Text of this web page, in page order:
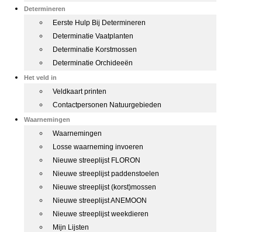
Determineren
Eerste Hulp Bij Determineren
Determinatie Vaatplanten
Determinatie Korstmossen
Determinatie Orchideeën
Het veld in
Veldkaart printen
Contactpersonen Natuurgebieden
Waarnemingen
Waarnemingen
Losse waarneming invoeren
Nieuwe streeplijst FLORON
Nieuwe streeplijst paddenstoelen
Nieuwe streeplijst (korst)mossen
Nieuwe streeplijst ANEMOON
Nieuwe streeplijst weekdieren
Mijn Lijsten